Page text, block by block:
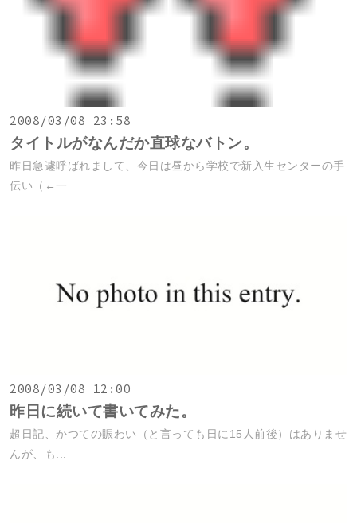
2008/03/08 23:58
タイトルがなんだか直球なバトン。
昨日急遽呼ばれまして、今日は昼から学校で新入生センターの手
伝い（←一...
2008/03/08 12:00
昨日に続いて書いてみた。
超日記、かつての賑わい（と言っても日に15人前後）はありませ
んが、も...